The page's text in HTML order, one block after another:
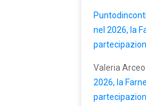
nel 2026, la
Valeria Arceo
2026, la